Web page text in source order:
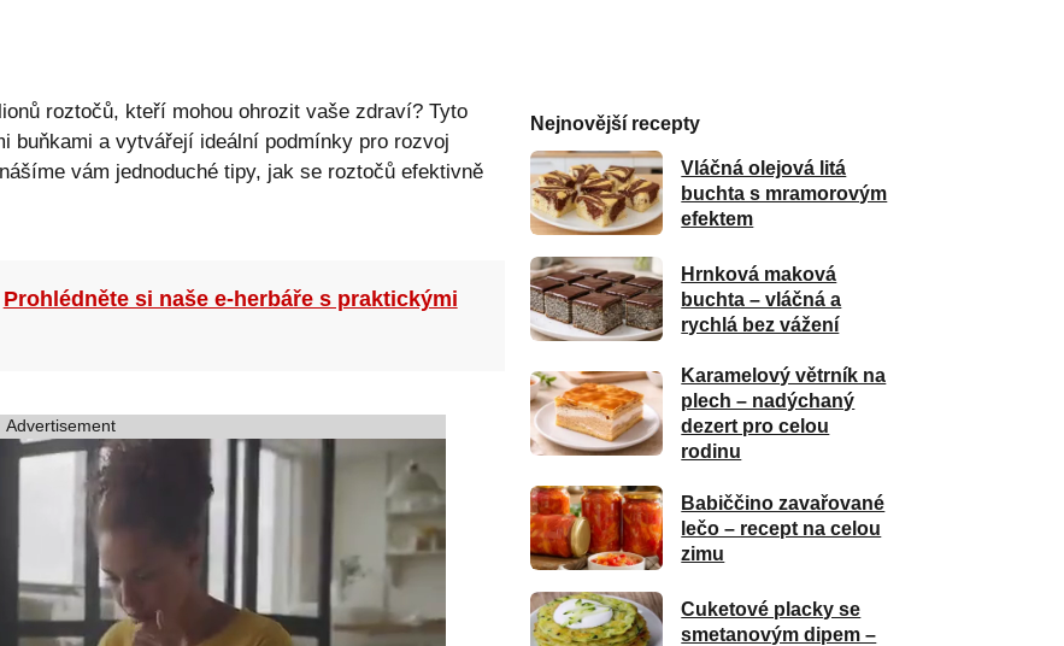
roztočů, kteří mohou ohrozit vaše zdraví? Tyto
buňkami a vytvářejí ideální podmínky pro rozvoj
vám jednoduché tipy, jak se roztočů efektivně
Prohlédněte si naše e-herbáře s praktickými
Advertisement
Nejnovější recepty
Vláčná olejová litá
buchta s mramorovým
efektem
Hrnková maková
buchta – vláčná a
rychlá bez vážení
Karamelový větrník na
plech – nadýchaný
dezert pro celou
rodinu
Babiččino zavařované
lečo – recept na celou
zimu
Cuketové placky se
smetanovým dipem –